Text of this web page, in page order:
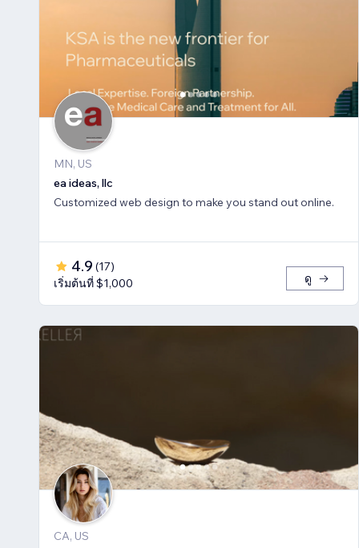
MN, US
ea ideas, llc
Customized web design to make you stand out online.
4.9 (17)
เริ่มต้นที่ $1,000
ดู
CA, US